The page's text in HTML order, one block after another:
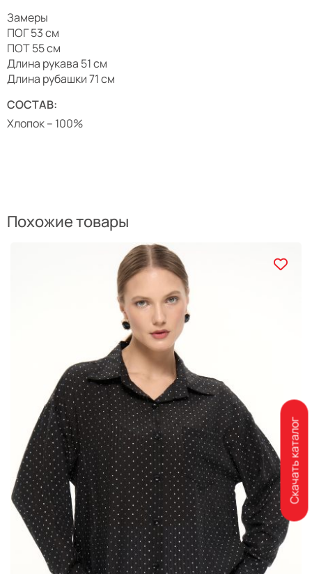
Замеры
ПОГ 53 см
ПОТ 55 см
Длина рукава 51 см
Длина рубашки 71 см
СОСТАВ:
Хлопок – 100%
Похожие товары
Скачать каталог